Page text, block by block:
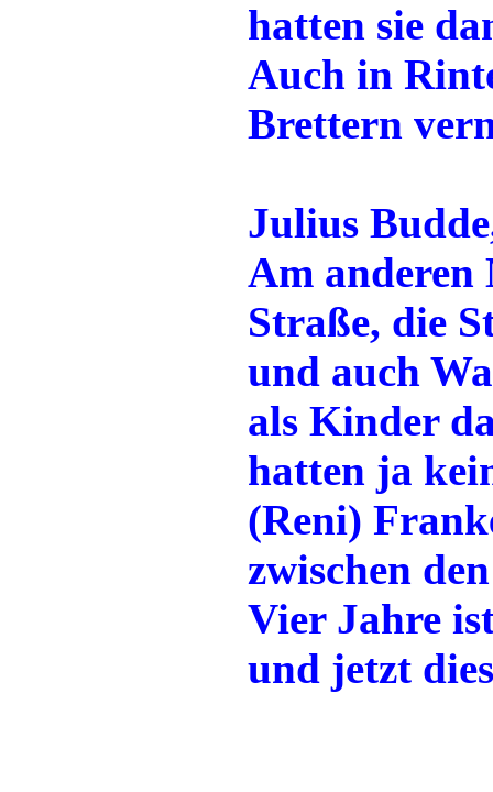
hatten sie
Auch in
Brettern
Julius
Am anderen
Straße, die
und auch
als Kinder
hatten ja
(Reni)
zwischen
Vier Jahre
und jetzt